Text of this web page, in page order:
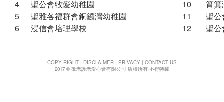
4
聖公會牧愛幼稚園 10
筲
5
聖雅各福群會銅鑼灣幼稚園 11
聖
6
浸信會培理學校 12 聖
COPY RIGHT| DISCLAIMER| PRIVACY| CONTACT US
2017 © 敬老護老愛心會有限公司 版權所有 不得轉載